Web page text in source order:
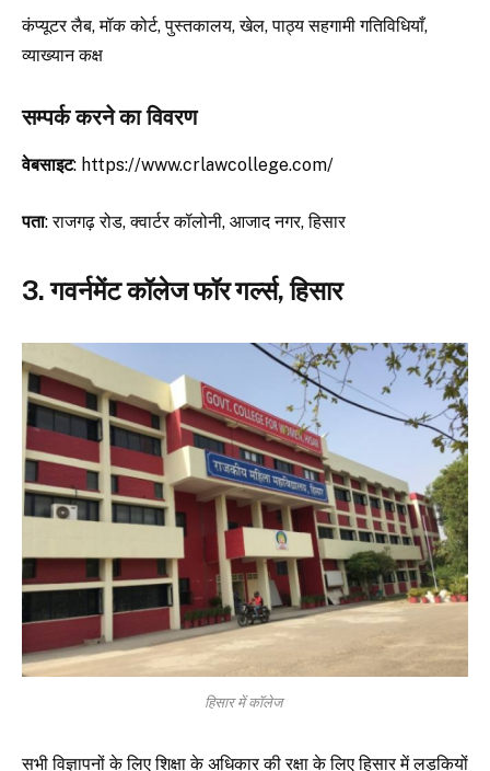
कंप्यूटर लैब, मॉक कोर्ट, पुस्तकालय, खेल, पाठ्य सहगामी गतिविधियाँ,
व्याख्यान कक्ष
सम्पर्क करने का विवरण
वेबसाइट: https://www.crlawcollege.com/
पता: राजगढ़ रोड, क्वार्टर कॉलोनी, आजाद नगर, हिसार
3. गवर्नमेंट कॉलेज फॉर गर्ल्स, हिसार
हिसार में कॉलेज
सभी विज्ञापनों के लिए शिक्षा के अधिकार की रक्षा के लिए हिसार में लड़कियों